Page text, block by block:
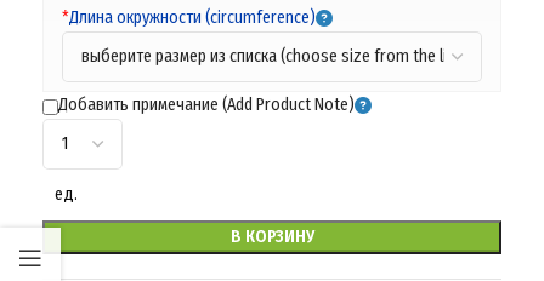
*Длина окружности (circumference)
Добавить примечание (Add Product Note)
ед.
В КОРЗИНУ